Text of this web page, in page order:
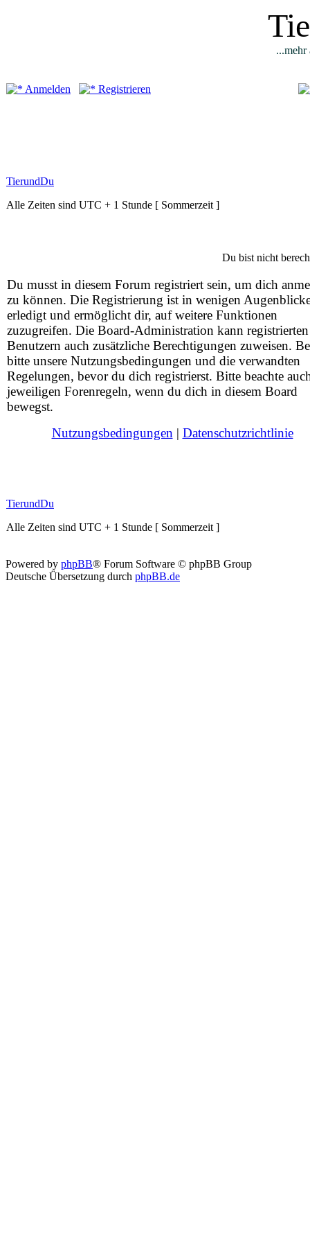
...mehr
Anmelden Registrieren
TierundDu
Alle Zeiten sind UTC + 1 Stunde [ Sommerzeit ]
Du bist nicht
Du musst in diesem Forum registriert sein, um dich
zu können. Die Registrierung ist in wenigen
erledigt und ermöglicht dir, auf weitere Funktionen
zuzugreifen. Die Board-Administration kann registrierten
Benutzern auch zusätzliche Berechtigungen zuweisen.
bitte unsere Nutzungsbedingungen und die verwandten
Regelungen, bevor du dich registrierst. Bitte beachte
jeweiligen Forenregeln, wenn du dich in diesem Board
bewegst.
Nutzungsbedingungen | Datenschutzrichtlinie
TierundDu
Alle Zeiten sind UTC + 1 Stunde [ Sommerzeit ]
Powered by phpBB® Forum Software © phpBB Group
Deutsche Übersetzung durch phpBB.de